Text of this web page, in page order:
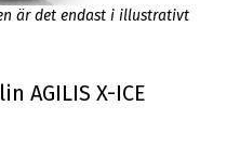
är det endast i illustrativt
AGILIS X-ICE